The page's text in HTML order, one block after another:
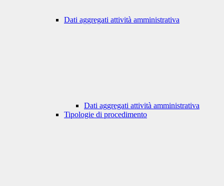
Dati aggregati attività amministrativa
Dati aggregati attività amministrativa
Tipologie di procedimento